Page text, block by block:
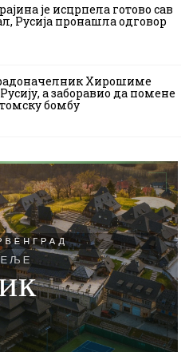
је исцрпела готово сав
Русија пронашла одговор
Хирошиме
а заборавио да помене
бомбу